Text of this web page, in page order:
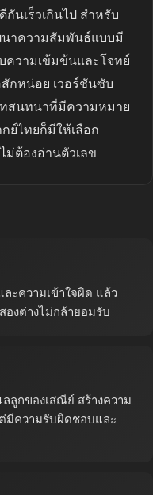
กันเร็วเกินไป สำหรับ
าความสัมพันธ์แบบมี
ความเข้มข้นและโจทย์
กหน่อย เวอร์ชันซับ
ทสนทนาที่มีความหมาย
ย์ไทยก็มีให้เลือก
ต้องอ่านตัวเลข
ะความเข้าใจผิด แล้ว
องต่างไม่กล้ายอมรับ
ลูกของเสณีย์ สร้างความ
มีความรับผิดชอบและ